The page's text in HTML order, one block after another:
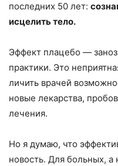
последних 50 лет:
исцелить тело.
Эффект плацебо —
практики. Это
личить врачей
новые лекарства,
лечения.
Но я думаю, что
новость. Для больных, а